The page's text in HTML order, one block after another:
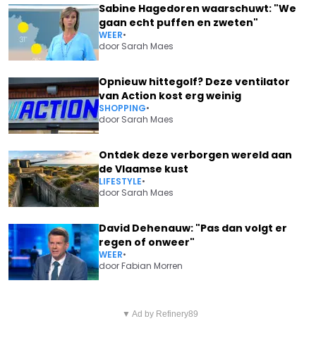
Sabine Hagedoren waarschuwt: "We
gaan echt puffen en zweten"
WEER•
door Sarah Maes
Opnieuw hittegolf? Deze ventilator
van Action kost erg weinig
SHOPPING•
door Sarah Maes
Ontdek deze verborgen wereld aan
de Vlaamse kust
LIFESTYLE•
door Sarah Maes
David Dehenauw: "Pas dan volgt er
regen of onweer"
WEER•
doorFabian Morren
JELLE WAS NOG SAMEN MET
▼ Ad by Refinery89